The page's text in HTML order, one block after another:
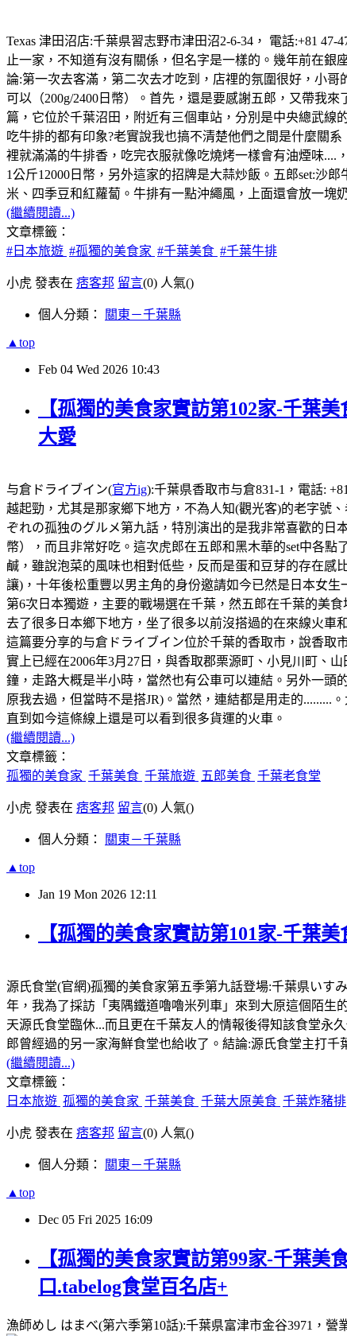
Texas 津田沼店:千葉県習志野市津田沼2-6-34， 電話:+81
止一家，不知道有沒有關係，但名字是一樣的。幾年前在
論:第一次去客滿，第二次去才吃到，店𥚃的氛圍很好，小
可以（200g/2400日幣）。首先，還是要感謝五郎，又帶我
篇，它位於千葉沼田，附近有三個車站，分別是中央總武線
吃牛排的都有印象?老實說我也搞不清楚他們之間是什麼關
裡就滿滿的牛排香，吃完衣服就像吃燒烤一樣會有油煙味....
1公斤12000日幣，另外這家的招牌是大蒜炒飯。五郎set:沙
米、四季豆和紅蘿蔔。牛排有一點沖繩風，上面還會放一塊
(繼續閱讀...)
文章標籤：
#日本旅遊 #孤獨的美食家 #千葉美食 #千葉牛排
小虎 發表在 痞客邦 留言(0) 人氣()
個人分類： 關東－千葉縣
▲top
Feb 04 Wed 2026 10:43
【孤獨的美食家實訪第102家-千葉
大愛
与倉ドライブイン(官方ig):千葉県香取市与倉831-1，電話:
越起勁，尤其是那家鄉下地方，不為人知(觀光客)的老字號
ぞれの孤独のグルメ第九話，特別演出的是我非常喜歡的日
幣），而且非常好吃。這次虎郎在五郎和黑木華的set中各
鹹，雖說泡菜的風味也相對低些，反而是蛋和豆芽的存在
讓)，十年後松重豐以男主角的身份邀請如今已然是日本女
第6次日本獨遊，主要的戰場選在千葉，然五郎在千葉的美
去了很多日本鄉下地方，坐了很多以前沒搭過的在來線火車
這篇要分享的与倉ドライブイン位於千葉的香取市，說香取
實上已經在2006年3月27日，與香取郡栗源町、小見川町、
鐘，走路大概是半小時，當然也有公車可以連結。另外一頭
原我去過，但當時不是搭JR)。當然，連結都是用走的.........
直到如今這條線上還是可以看到很多貨運的火車。
(繼續閱讀...)
文章標籤：
孤獨的美食家 千葉美食 千葉旅遊 五郎美食 千葉老食堂
小虎 發表在 痞客邦 留言(0) 人氣()
個人分類： 關東－千葉縣
▲top
Jan 19 Mon 2026 12:11
【孤獨的美食家實訪第101家-千葉
源氏食堂(官網)孤獨的美食家第五季第九話登場:千葉県いす
年，我為了採訪「夷隅鐵道嚕嚕米列車」來到大原這個陌生
天源氏食堂臨休...而且更在千葉友人的情報後得知該食堂永
郎曾經過的另一家海鮮食堂也給收了。結論:源氏食堂主打
(繼續閱讀...)
文章標籤：
日本旅遊 孤獨的美食家 千葉美食 千葉大原美食 千葉炸豬排
小虎 發表在 痞客邦 留言(0) 人氣()
個人分類： 關東－千葉縣
▲top
Dec 05 Fri 2025 16:09
【孤獨的美食家實訪第99家-千葉
口.tabelog食堂百名店+
漁師めし はまべ(第六季第10話):千葉県富津市金谷3971，營